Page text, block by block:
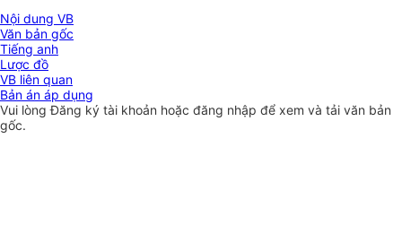
Nội dung VB
Văn bản gốc
Tiếng anh
Lược đồ
VB liên quan
Bản án áp dụng
Vui lòngĐăng ký tài khoản hoặc đăng nhập để xem và tải văn bản
gốc.